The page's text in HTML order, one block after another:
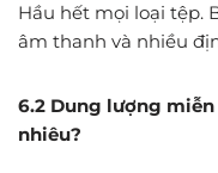
Hầu hết mọi loại tệp.
âm thanh và nhiều
6.2 Dung lượng
nhiêu?